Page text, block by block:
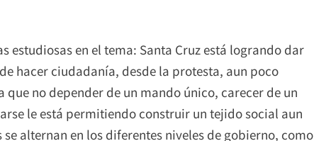
estudiosas en el tema: Santa Cruz está logrando dar
hacer ciudadanía, desde la protesta, aun poco
no depender de un mando único, carecer de un
le está permitiendo construir un tejido social aun
alternan en los diferentes niveles de gobierno, como